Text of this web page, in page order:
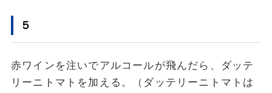
５
赤ワインを注いでアルコールが飛んだら、ダッテ
リーニトマトを加える。（ダッテリーニトマトは